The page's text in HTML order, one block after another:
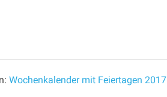
Wochenkalender mit Feiertagen 2017